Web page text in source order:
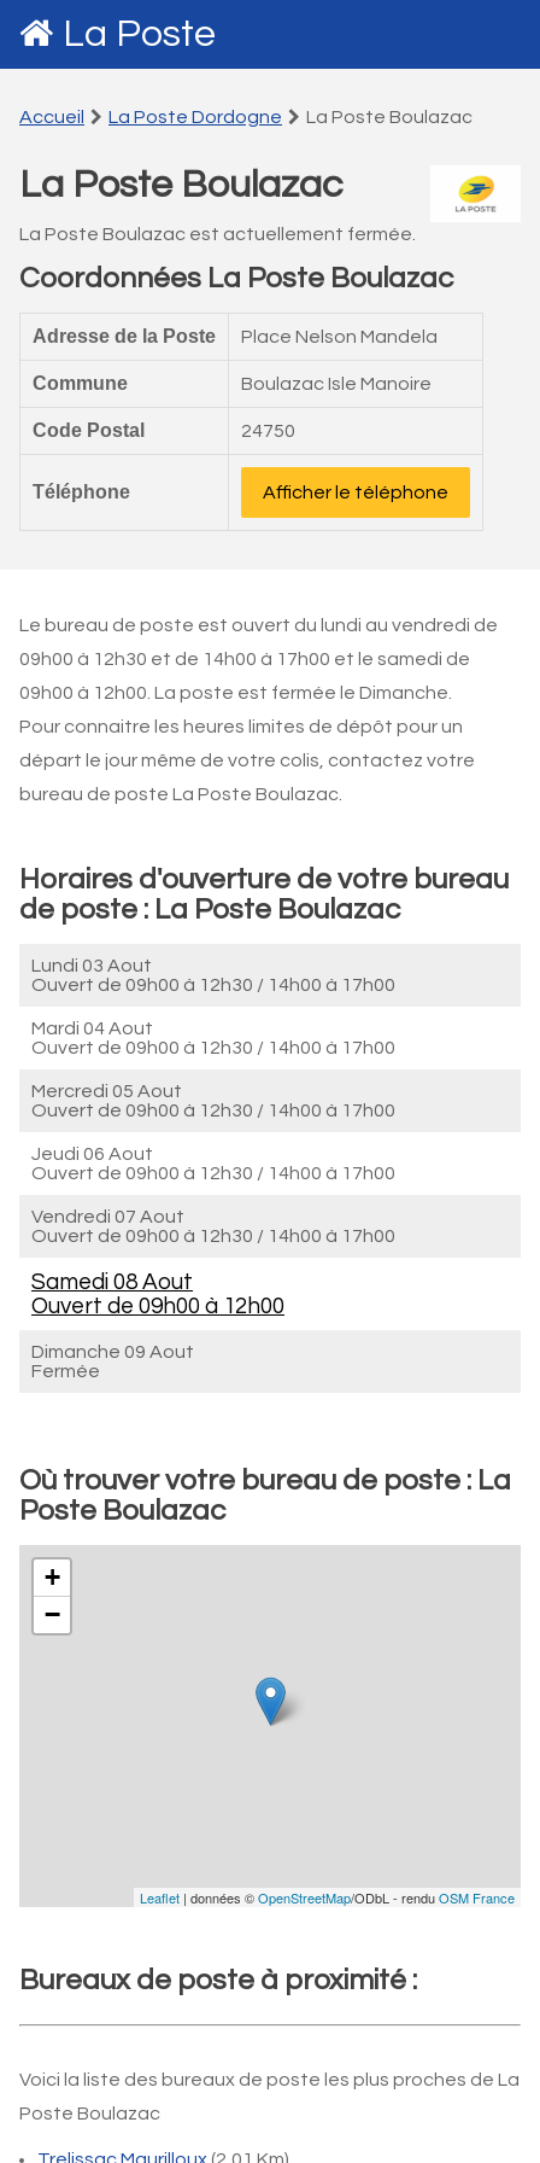
La Poste
Accueil La Poste Dordogne La Poste Boulazac
La Poste Boulazac
La Poste Boulazac est actuellement fermée.
Coordonnées La Poste Boulazac
Adresse de la Poste Place Nelson Mandela
Commune Boulazac Isle Manoire
Code Postal 24750
Téléphone Afficher le téléphone
Le bureau de poste est ouvert du lundi au vendredi de
09h00 à 12h30 et de 14h00 à 17h00 et le samedi de
09h00 à 12h00. La poste est fermée le Dimanche.
Pour connaitre les heures limites de dépôt pour un
départ le jour même de votre colis, contactez votre
bureau de poste La Poste Boulazac.
Horaires d'ouverture de votre bureau
de poste : La Poste Boulazac
Lundi 03 Aout
Ouvert de 09h00 à 12h30 / 14h00 à 17h00
Mardi 04 Aout
Ouvert de 09h00 à 12h30 / 14h00 à 17h00
Mercredi 05 Aout
Ouvert de 09h00 à 12h30 / 14h00 à 17h00
Jeudi 06 Aout
Ouvert de 09h00 à 12h30 / 14h00 à 17h00
Vendredi 07 Aout
Ouvert de 09h00 à 12h30 / 14h00 à 17h00
Samedi 08 Aout
Ouvert de 09h00 à 12h00
Dimanche 09 Aout
Fermée
Où trouver votre bureau de poste : La
Poste Boulazac
+
−
Leaflet | données ©OpenStreetMap/ODbL - renduOSM France
Bureaux de poste à proximité :
Voici la liste des bureaux de poste les plus proches de La
Poste Boulazac